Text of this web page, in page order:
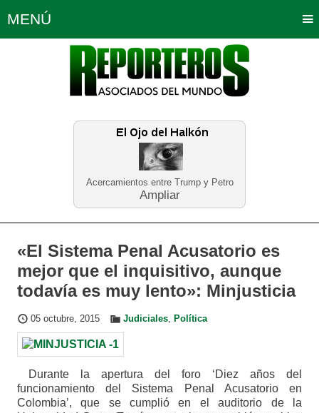
Acercamientos entre Trump y Petro
Ampliar
MENÚ
Política Opinión Bogotá
Planeta Tierra Deportes
Educación Neira
«El Sistema Penal Acusatorio es
mejor que el inquisitivo, aunque
todavía es muy lento»: Minjusticia
05 octubre, 2015 Judiciales, Política
Durante la apertura del foro ‘Diez años del
funcionamiento del Sistema Penal Acusatorio en
Colombia’, que se cumplió en el auditorio de la